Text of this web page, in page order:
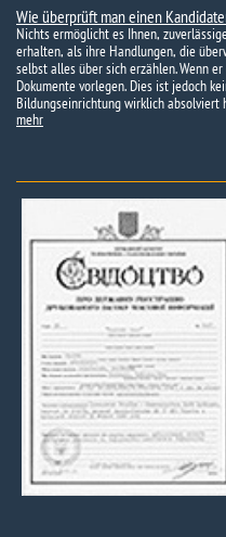
Wie überprüft man einen
Nichts ermöglicht es Ihnen,
erhalten, als ihre Handlungen, die
selbst alles über sich erzählen. Wenn
Dokumente vorlegen. Dies ist jedoch
Bildungseinrichtung wirklich absolviert
mehr